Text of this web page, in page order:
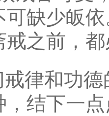
可缺少皈
戒之前，
律和功
，结下一